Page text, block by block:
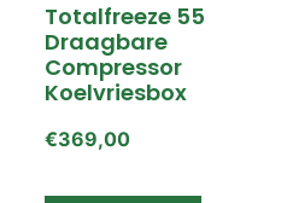
Totalfreeze 55
Draagbare
Compressor
Koelvriesbox
€369,00